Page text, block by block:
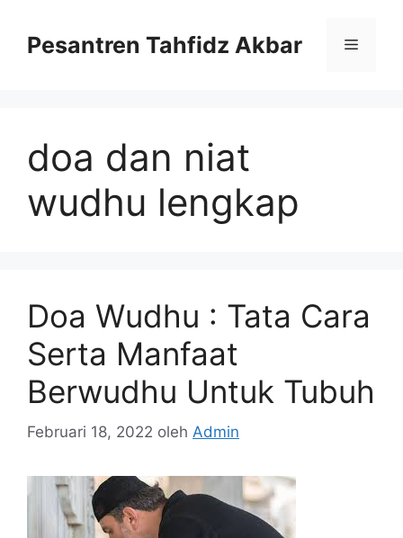
Pesantren Tahfidz Akbar Menu
doa dan niat
wudhu lengkap
Doa Wudhu : Tata Cara
Serta Manfaat
Berwudhu Untuk Tubuh
Februari 18, 2022 oleh Admin